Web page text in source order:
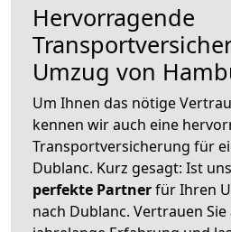
Hervorragende
Umzug von
Um Ihnen das nötige
kennen wir auch eine
Transportversicherung für
Dublanc. Kurz gesagt: Ist
perfekte Partnerfür Ihren
nach Dublanc. Vertrauen